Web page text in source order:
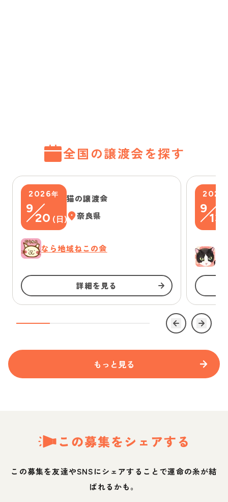
全国の譲渡会を探す
2026年
9
20 ( 日)
猫の譲渡会
奈良県
なら地域ねこの会
詳細を見る
2026
9
13
ゆ
もっと見る
この募集をシェアする
この募集を友達やSNSにシェアすることで運命の糸が結
ばれるかも。